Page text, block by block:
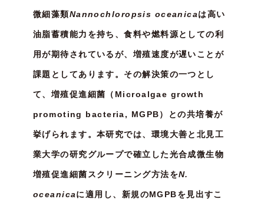
微細藻類Nannochloropsis oceanicaは高い
油脂蓄積能力を持ち、食料や燃料源としての利
用が期待されているが、増殖速度が遅いことが
課題としてあります。その解決策の一つとし
て、増殖促進細菌（Microalgae growth
promoting bacteria, MGPB）との共培養が
挙げられます。本研究では、環境大善と北見工
業大学の研究グループで確立した光合成微生物
増殖促進細菌スクリーニング方法をN.
oceanicaに適用し、新規のMGPBを見出すこ